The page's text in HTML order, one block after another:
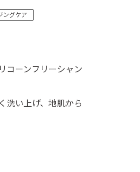
ングケア
コーンフリーシャン
洗い上げ、地肌から